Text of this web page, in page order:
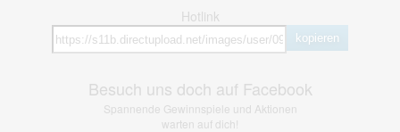
Hotlink
kopieren
Besuch uns doch auf Facebook
Spannende Gewinnspiele und Aktionen
warten auf dich!